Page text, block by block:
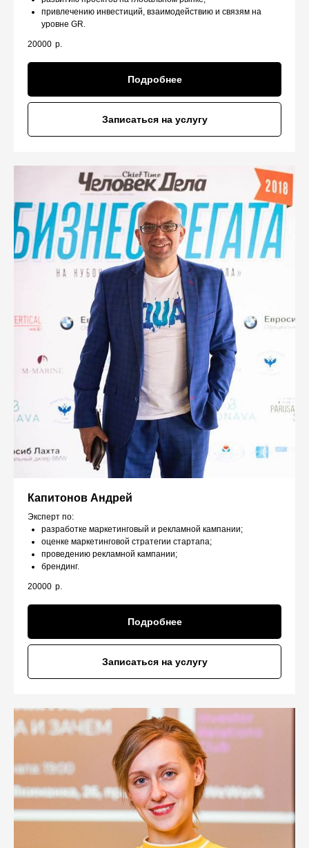
привлечению инвестиций, взаимодействию и связям на
уровне GR.
20000 р.
Подробнее
Записаться на услугу
Капитонов Андрей
Эксперт по:
разработке маркетинговый и рекламной кампании;
оценке маркетинговой стратегии стартапа;
проведению рекламной кампании;
брендинг.
20000 р.
Подробнее
Записаться на услугу